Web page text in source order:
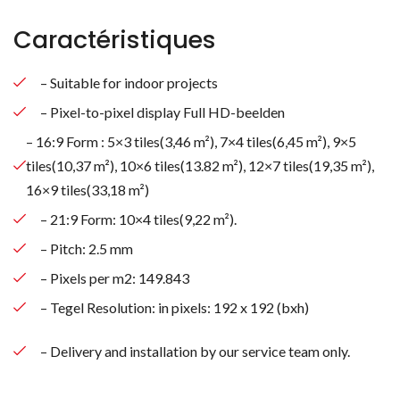
Caractéristiques
– Suitable for indoor projects
– Pixel-to-pixel display Full HD-beelden
– 16:9 Form : 5×3 tiles(3,46 m²), 7×4 tiles(6,45 m²), 9×5
tiles(10,37 m²), 10×6 tiles(13.82 m²), 12×7 tiles(19,35 m²),
16×9 tiles(33,18 m²)
– 21:9 Form: 10×4 tiles(9,22 m²).
– Pitch: 2.5 mm
– Pixels per m2: 149.843
– Tegel Resolution: in pixels: 192 x 192 (bxh)
– Delivery and installation by our service team only.
Rechercher des produits